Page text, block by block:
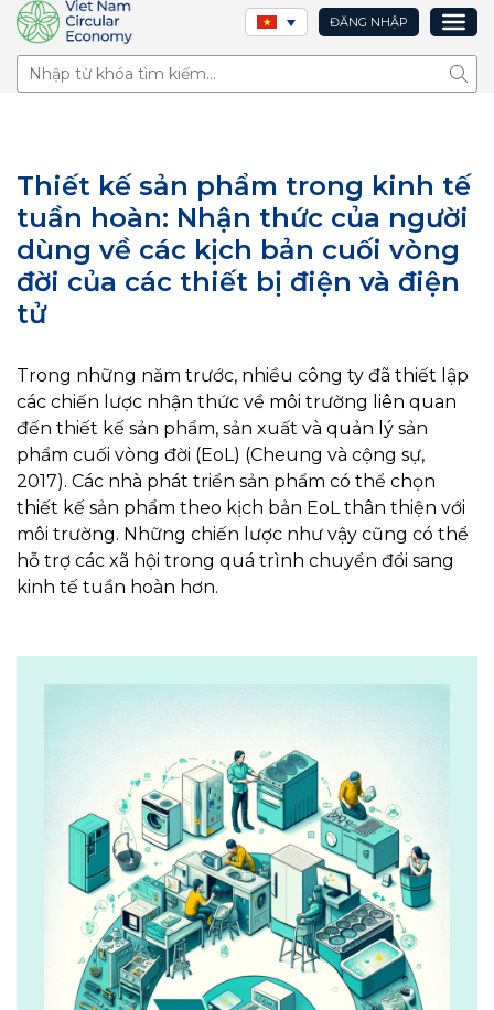
ĐĂNG NHẬP
Tìm
Thiết kế sản phẩm trong kinh tế
tuần hoàn: Nhận thức của người
dùng về các kịch bản cuối vòng
đời của các thiết bị điện và điện
tử
Trong những năm trước, nhiều công ty đã thiết lập
các chiến lược nhận thức về môi trường liên quan
đến thiết kế sản phẩm, sản xuất và quản lý sản
phẩm cuối vòng đời (EoL) (Cheung và cộng sự,
2017). Các nhà phát triển sản phẩm có thể chọn
thiết kế sản phẩm theo kịch bản EoL thân thiện với
môi trường. Những chiến lược như vậy cũng có thể
hỗ trợ các xã hội trong quá trình chuyển đổi sang
kinh tế tuần hoàn hơn.